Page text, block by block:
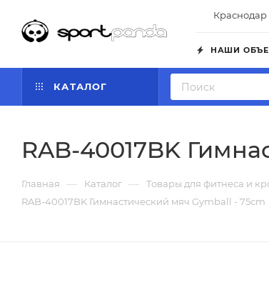
Краснодар
НАШИ
КАТАЛОГ
RAB-40017BK
Главная — Каталог — Товары для фитнеса и
RAB-40017BK Гимнастический мяч Gymball - 75cm